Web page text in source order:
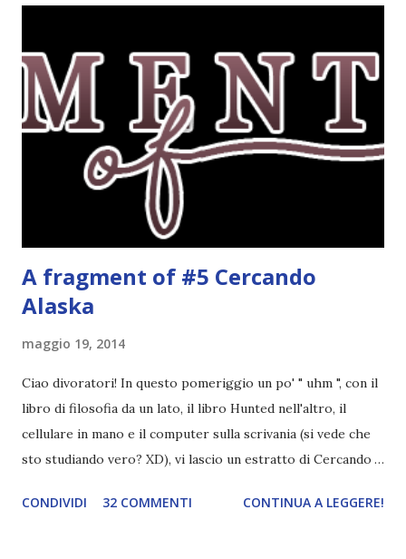
Dunque qual è questo tema, vi starete chiedendo. Il tema di
febbraio è libri ispirati alle favole! Che ve ne pare? Io avrei
un po' di titoli in wishlist ^^ Non avendo letto nessun libro
ispirato alle favole (D:), tutte voi lasciate solo un titolo e
poi a random ne sceglierò tre! Aggiornerò il post, oppure
A fragment of #5 Cercando
Alaska
maggio 19, 2014
Ciao divoratori! In questo pomeriggio un po' " uhm ", con il
libro di filosofia da un lato, il libro Hunted nell'altro, il
cellulare in mano e il computer sulla scrivania (si vede che
sto studiando vero? XD), vi lascio un estratto di Cercando
costante nelle rubriche. Odiavo lo sport. Odiavo lo sport,
CONDIVIDI 32 COMMENTI CONTINUA A LEGGERE!